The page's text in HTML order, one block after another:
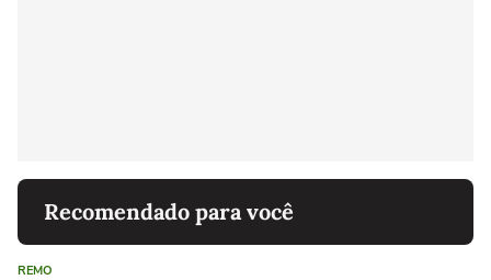
Recomendado para você
REMO